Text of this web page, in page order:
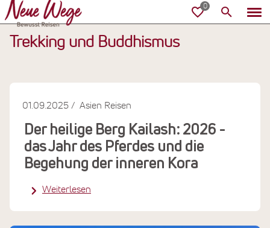
Trekking und Buddhismus
Asien Reisen
01.09.2025
Der heilige Berg Kailash: 2026 -
das Jahr des Pferdes und die
Begehung der inneren Kora
Weiterlesen